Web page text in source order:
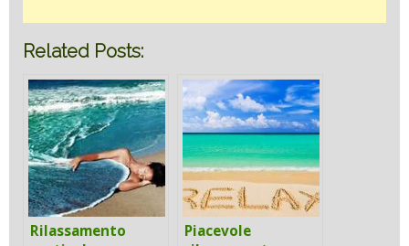
Related Posts:
Rilassamento
Piacevole